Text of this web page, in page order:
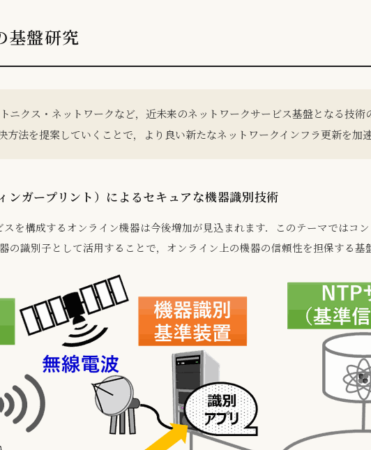
基盤研究
クス・ネットワークなど，近未来のネットワークサービス基盤となる技術
法を提案していくことで，より良い新たなネットワークインフラ更新を加速
ガープリント）によるセキュアな機器識別技術
を構成するオンライン機器は今後増加が見込まれます．このテーマではコ
識別子として活用することで，オンライン上の機器の信頼性を担保する基